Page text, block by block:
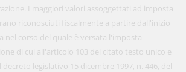
I maggiori valori assoggettati ad imposta
riconosciuti fiscalmente a partire dall'inizio
nel corso del quale è versata l'imposta
di cui all'articolo 103 del citato testo unico e
decreto legislativo 15 dicembre 1997, n. 446, del